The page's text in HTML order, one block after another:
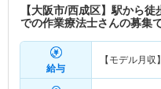
【大阪市/西成区】駅から
での作業療法士さんの募集
給与
【モデル月収】